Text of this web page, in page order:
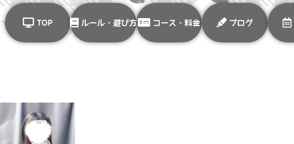
TOP ルール・遊び方 コース・料金 ブログ